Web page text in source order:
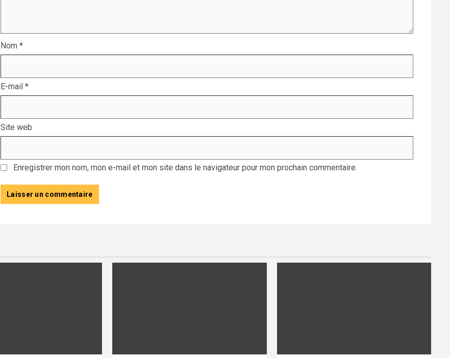
Nom *
E-mail *
Site web
Enregistrer mon nom, mon e-mail et mon site dans le navigateur pour mon prochain commentaire.